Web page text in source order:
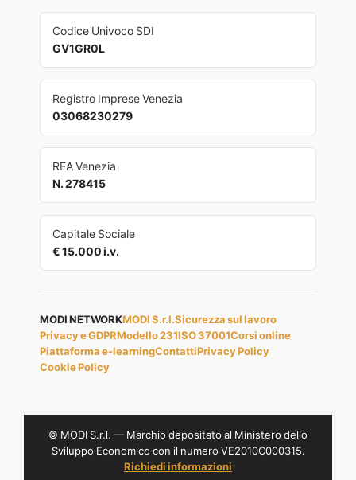
Codice Univoco SDI
GV1GR0L
Registro Imprese Venezia
03068230279
REA Venezia
N. 278415
Capitale Sociale
€ 15.000 i.v.
MODI NETWORKMODI S.r.l.Sicurezza sul lavoro
Privacy e GDPRModello 231ISO 37001Corsi online
Piattaforma e-learningContattiPrivacy Policy
Cookie Policy
© MODI S.r.l. — Marchio depositato al Ministero dello
Sviluppo Economico con il numero VE2010C000315.
Richiedi informazioni